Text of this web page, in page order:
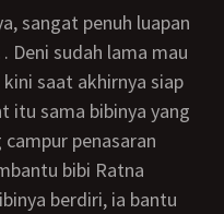
Deni sudah lama mau
saat akhirnya siap
itu sama bibinya yang
penasaran
bibi Ratna
berdiri, ia bantu